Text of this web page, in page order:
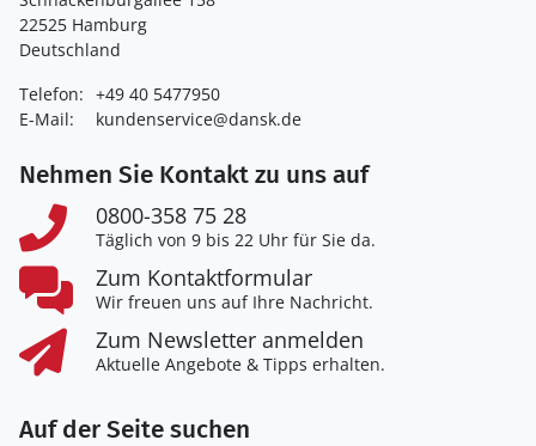
22525 Hamburg
Deutschland
Telefon: +49 40 5477950
E-Mail:
kundenservice@dansk.de
Nehmen Sie Kontakt zu uns auf
0800-358 75 28
Täglich von 9 bis 22 Uhr für Sie da.
Zum Kontaktformular
Wir freuen uns auf Ihre Nachricht.
Zum Newsletter anmelden
Aktuelle Angebote & Tipps erhalten.
Auf der Seite suchen